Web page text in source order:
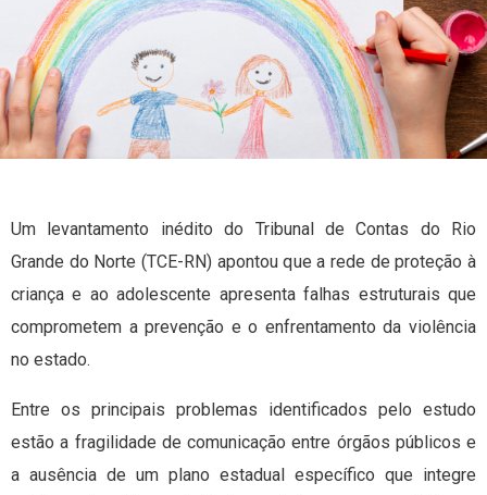
Um levantamento inédito do Tribunal de Contas do Rio
Grande do Norte (TCE-RN) apontou que a rede de proteção à
criança e ao adolescente apresenta falhas estruturais que
comprometem a prevenção e o enfrentamento da violência
no estado.
Entre os principais problemas identificados pelo estudo
estão a fragilidade de comunicação entre órgãos públicos e
a ausência de um plano estadual específico que integre